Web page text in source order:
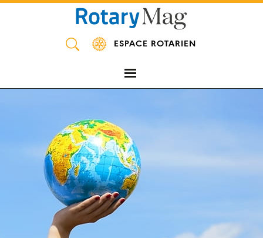
ESPACE ROTARIEN
Panneau de gestion des cookies